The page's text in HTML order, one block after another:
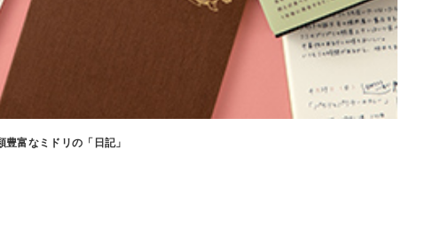
富なミドリの「日記」